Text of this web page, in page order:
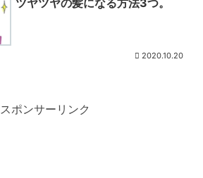
2020.10.20
スポンサーリンク